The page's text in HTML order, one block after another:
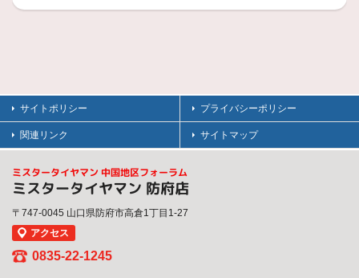
サイトポリシー プライバシーポリシー
関連リンク サイトマップ
ミスタータイヤマン 中国地区フォーラム
ミスタータイヤマン 防府店
〒747-0045 山口県防府市高倉1丁目1-27
アクセス
0835-22-1245